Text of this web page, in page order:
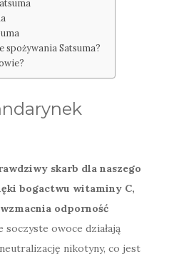
spożywania Satsuma?
skarb dla naszego
bogactwu witaminy C,
odporność
owoce działają
nikotyny, co jest